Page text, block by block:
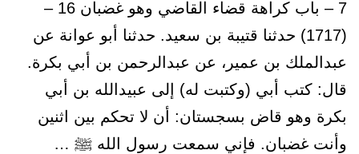
7 – باب كراهة قضاء القاضي وهو غضبان 16 –
(1717) حدثنا قتيبة بن سعيد. حدثنا أبو عوانة عن
عبدالملك بن عمير، عن عبدالرحمن بن أبي بكرة.
قال: كتب أبي (وكتبت له) إلى عبيدالله بن أبي
بكرة وهو قاض بسجستان: أن لا تحكم بين اثنين
وأنت غضبان. فإني سمعت رسول الله ﷺ …